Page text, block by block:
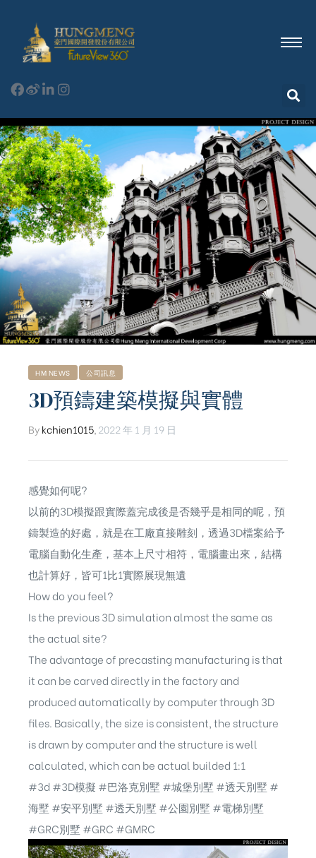
HM NEWS 公司訊息
3D預鑄建築模擬與實體
Bykchien1015 2022 年 1 月 19 日
感覺如何呢?
以前的3D模擬跟實際蓋完成後是否幾乎是相同的呢，預
鑄製造的好處，就是在工廠直接雕刻，透過3D檔案給予
電腦自動化生產，基本上尺寸相符，電腦畫出來，結構
也計算好，皆可1比1實際展現無遺
How do you feel?
Is the previous 3D simulation almost the same as
the actual site?
The advantage of precasting manufacturing is that
it can be carved directly in the factory and
produced automatically by computer through 3D
files. Basically, the size is consistent, the structure
is drawn by computer and the structure is well
calculated, which can be actual builded 1:1
#3d #3D模擬 #巴洛克別墅 #城堡別墅 #透天別墅 #
海墅 #安平別墅 #透天別墅 #公園別墅 #電梯別墅
#GRC別墅 #GRC #GMRC
含日本